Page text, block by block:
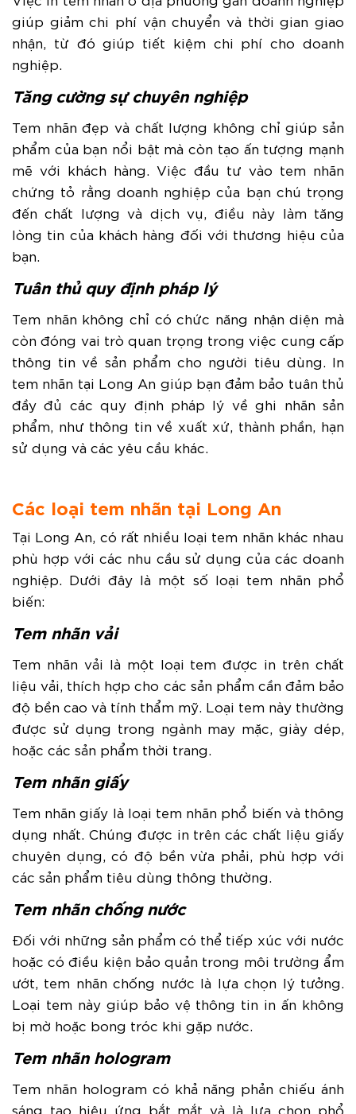
giúp giảm chi phí vận chuyển và thời gian giao
nhận, từ đó giúp tiết kiệm chi phí cho doanh
nghiệp.
Tăng cường sự chuyên nghiệp
Tem nhãn đẹp và chất lượng không chỉ giúp sản
phẩm của bạn nổi bật mà còn tạo ấn tượng mạnh
mẽ với khách hàng. Việc đầu tư vào tem nhãn
chứng tỏ rằng doanh nghiệp của bạn chú trọng
đến chất lượng và dịch vụ, điều này làm tăng
lòng tin của khách hàng đối với thương hiệu của
bạn.
Tuân thủ quy định pháp lý
Tem nhãn không chỉ có chức năng nhận diện mà
còn đóng vai trò quan trọng trong việc cung cấp
thông tin về sản phẩm cho người tiêu dùng. In
tem nhãn tại Long An giúp bạn đảm bảo tuân thủ
đầy đủ các quy định pháp lý về ghi nhãn sản
phẩm, như thông tin về xuất xứ, thành phần, hạn
sử dụng và các yêu cầu khác.
Các loại tem nhãn tại Long An
Tại Long An, có rất nhiều loại tem nhãn khác nhau
phù hợp với các nhu cầu sử dụng của các doanh
nghiệp. Dưới đây là một số loại tem nhãn phổ
biến:
Tem nhãn vải
Tem nhãn vải là một loại tem được in trên chất
liệu vải, thích hợp cho các sản phẩm cần đảm bảo
độ bền cao và tính thẩm mỹ. Loại tem này thường
được sử dụng trong ngành may mặc, giày dép,
hoặc các sản phẩm thời trang.
Tem nhãn giấy
Tem nhãn giấy là loại tem nhãn phổ biến và thông
dụng nhất. Chúng được in trên các chất liệu giấy
chuyên dụng, có độ bền vừa phải, phù hợp với
các sản phẩm tiêu dùng thông thường.
Tem nhãn chống nước
Đối với những sản phẩm có thể tiếp xúc với nước
hoặc có điều kiện bảo quản trong môi trường ẩm
ướt, tem nhãn chống nước là lựa chọn lý tưởng.
Loại tem này giúp bảo vệ thông tin in ấn không
bị mờ hoặc bong tróc khi gặp nước.
Tem nhãn hologram
Tem nhãn hologram có khả năng phản chiếu ánh
sáng tạo hiệu ứng bắt mắt và là lựa chọn phổ